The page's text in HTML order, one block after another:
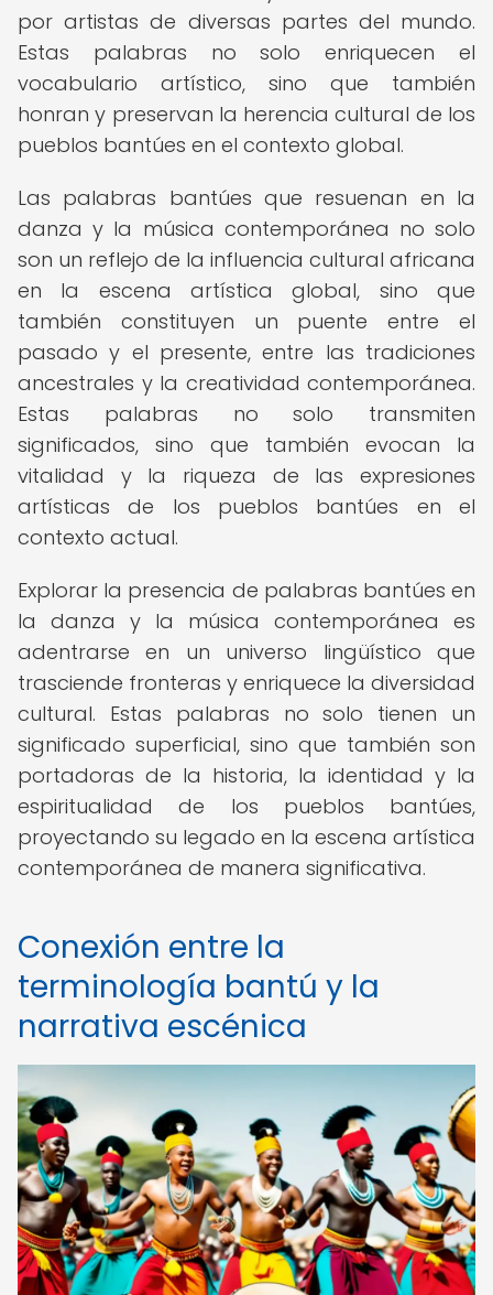
por artistas de diversas partes del mundo.
Estas palabras no solo enriquecen el
vocabulario artístico, sino que también
honran y preservan la herencia cultural de los
pueblos bantúes en el contexto global.
Las palabras bantúes que resuenan en la
danza y la música contemporánea no solo
son un reflejo de la influencia cultural africana
en la escena artística global, sino que
también constituyen un puente entre el
pasado y el presente, entre las tradiciones
ancestrales y la creatividad contemporánea.
Estas palabras no solo transmiten
significados, sino que también evocan la
vitalidad y la riqueza de las expresiones
artísticas de los pueblos bantúes en el
contexto actual.
Explorar la presencia de palabras bantúes en
la danza y la música contemporánea es
adentrarse en un universo lingüístico que
trasciende fronteras y enriquece la diversidad
cultural. Estas palabras no solo tienen un
significado superficial, sino que también son
portadoras de la historia, la identidad y la
espiritualidad de los pueblos bantúes,
proyectando su legado en la escena artística
contemporánea de manera significativa.
Conexión entre la
terminología bantú y la
narrativa escénica